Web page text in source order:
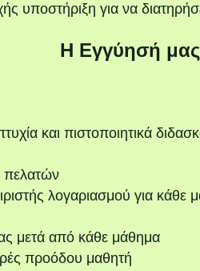
υποστήριξη για να
Η Εγγύησή μας
και πιστοποιητικά
πελατών
λογαριασμού για κάθε
μετά από κάθε μάθημα
προόδου μαθητή